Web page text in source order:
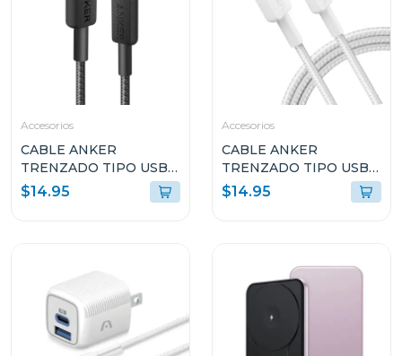
Accesorios
CABLE ANKER
TRENZADO TIPO USB-
C A LIGHTNING 6FT DE
CARGA RÁPIDA NEGRO
$14.95
Accesorios
CABLE ANKER
TRENZADO TIPO USB-
C A LIGHTNING 6FT DE
CARGA RÁPIDA
$14.95